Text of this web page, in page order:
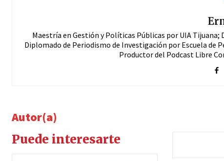
Maestría en Gestión y Políticas Públicas por UIA
Diplomado de Periodismo de Investigación por Escuela de
Productor del Podcast Libre
Autor(a)
Puede interesarte